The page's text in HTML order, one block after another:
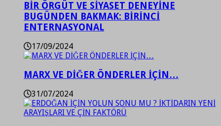
BİR ÖRGÜT VE SİYASET DENEYİNE
BUGÜNDEN BAKMAK: BİRİNCİ
ENTERNASYONAL
17/09/2024
MARX VE DİĞER ÖNDERLER İÇİN…
31/07/2024